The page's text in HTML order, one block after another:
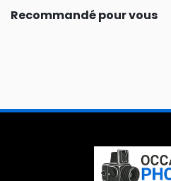
Recommandé pour vous